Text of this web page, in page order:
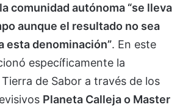
comunidad autónoma “se lleva
aunque el resultado no sea
esta denominación”. En este
específicamente la
de Sabor a través de los
Planeta Calleja o Master